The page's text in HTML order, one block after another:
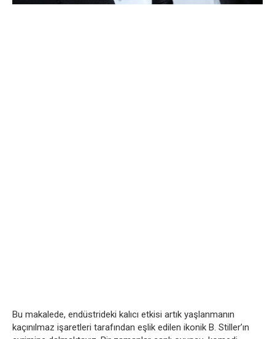
Bu makalede, endüstrideki kalıcı etkisi artık yaşlanmanın
kaçınılmaz işaretleri tarafından eşlik edilen ikonik B. Stiller’ın